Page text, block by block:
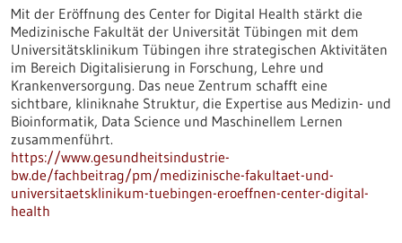
Mit der Eröffnung des Center for Digital Health stärkt die
Medizinische Fakultät der Universität Tübingen mit dem
Universitätsklinikum Tübingen ihre strategischen Aktivitäten
im Bereich Digitalisierung in Forschung, Lehre und
Krankenversorgung. Das neue Zentrum schafft eine
sichtbare, kliniknahe Struktur, die Expertise aus Medizin- und
Bioinformatik, Data Science und Maschinellem Lernen
zusammenführt.
https://www.gesundheitsindustrie-
bw.de/fachbeitrag/pm/medizinische-fakultaet-und-
universitaetsklinikum-tuebingen-eroeffnen-center-digital-
health